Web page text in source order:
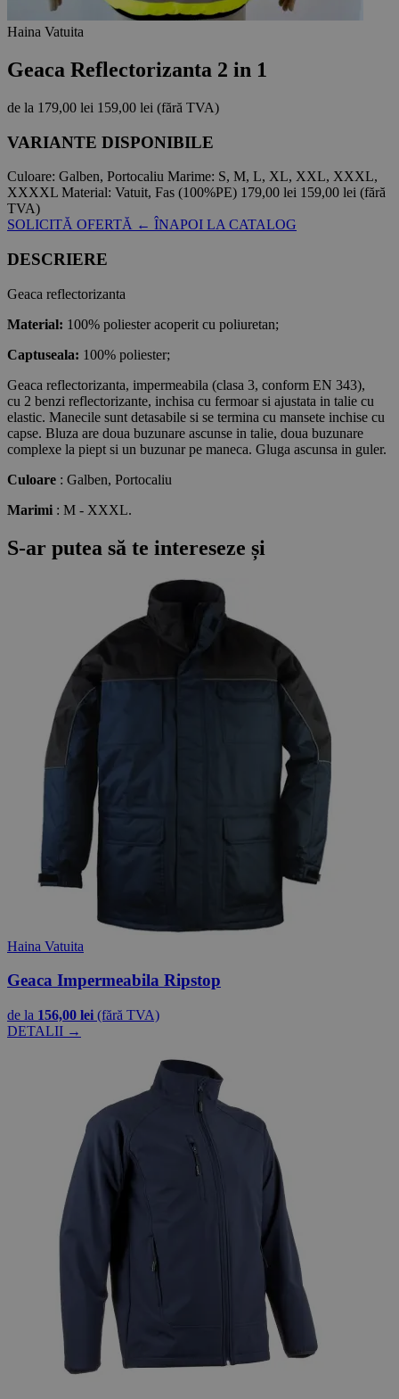
Haina Vatuita
Geaca Reflectorizanta 2 in 1
de la 179,00 lei 159,00 lei (fără TVA)
VARIANTE DISPONIBILE
Culoare: Galben, Portocaliu Marime: S, M, L, XL, XXL, XXXL,
XXXXL Material: Vatuit, Fas (100%PE) 179,00 lei 159,00 lei (fără
TVA)
SOLICITĂ OFERTĂ ← ÎNAPOI LA CATALOG
DESCRIERE
Geaca reflectorizanta
Material: 100% poliester acoperit cu poliuretan;
Captuseala: 100% poliester;
Geaca reflectorizanta, impermeabila (clasa 3, conform EN 343),
cu 2 benzi reflectorizante, inchisa cu fermoar si ajustata in talie cu
elastic. Manecile sunt detasabile si se termina cu mansete inchise cu
capse. Bluza are doua buzunare ascunse in talie, doua buzunare
complexe la piept si un buzunar pe maneca. Gluga ascunsa in guler.
Culoare : Galben, Portocaliu
Marimi : M - XXXL.
S-ar putea să te intereseze și
Haina Vatuita
Geaca Impermeabila Ripstop
de la 156,00 lei (fără TVA)
DETALII →